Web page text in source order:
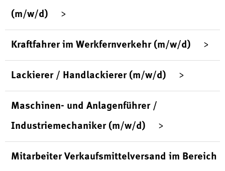
(m/w/d)
Kraftfahrer im Werkfernverkehr (m/w/d)
Lackierer / Handlackierer (m/w/d)
Maschinen- und Anlagenführer /
Industriemechaniker (m/w/d)
Mitarbeiter Verkaufsmittelversand im Bereich